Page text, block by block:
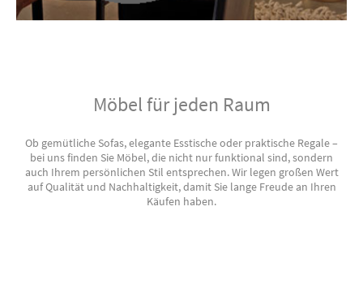
Möbel für jeden Raum
Ob gemütliche Sofas, elegante Esstische oder praktische Regale –
bei uns finden Sie Möbel, die nicht nur funktional sind, sondern
auch Ihrem persönlichen Stil entsprechen. Wir legen großen Wert
auf Qualität und Nachhaltigkeit, damit Sie lange Freude an Ihren
Käufen haben.